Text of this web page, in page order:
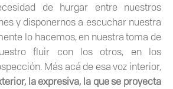
de hurgar entre nuestros
y disponernos a escuchar nuestra
lo hacemos, en nuestra toma de
fluir con los otros, en los
Más acá de esa voz interior,
la expresiva, la que se proyecta